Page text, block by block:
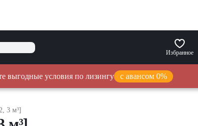
Избранное
выгодные условия по лизингу с авансом 0%
3 м³]